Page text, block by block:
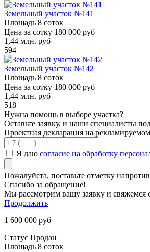
Земельный участок №141
Площадь 8 соток
Цена за сотку 180 000 руб
1,44 млн. руб
594
Земельный участок №142
Площадь 8 соток
Цена за сотку 180 000 руб
1,44 млн. руб
518
Нужна помощь в выборе участка?
Оставьте заявку, и наши специалисты
Проектная декларация на
Я даю согласие на обработку
Пожалуйста, поставьте отметку
Спасибо за обращение!
Мы рассмотрим вашу заявку и свяжемся
Продолжить
1 600 000 руб
Статус Продан
Площадь 8 соток